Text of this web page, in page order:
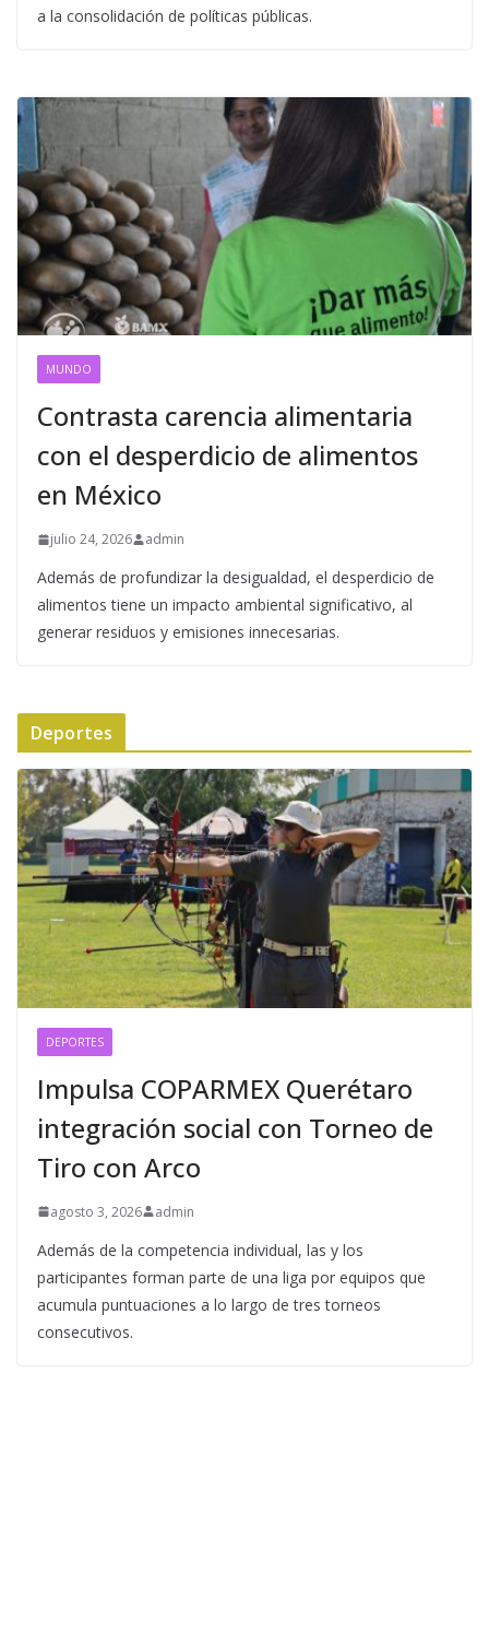
a la consolidación de políticas públicas.
MUNDO
Contrasta carencia alimentaria
con el desperdicio de alimentos
en México
julio 24, 2026 admin
Además de profundizar la desigualdad, el desperdicio de
alimentos tiene un impacto ambiental significativo, al
generar residuos y emisiones innecesarias.
Deportes
DEPORTES
Impulsa COPARMEX Querétaro
integración social con Torneo de
Tiro con Arco
agosto 3, 2026 admin
Además de la competencia individual, las y los
participantes forman parte de una liga por equipos que
acumula puntuaciones a lo largo de tres torneos
consecutivos.